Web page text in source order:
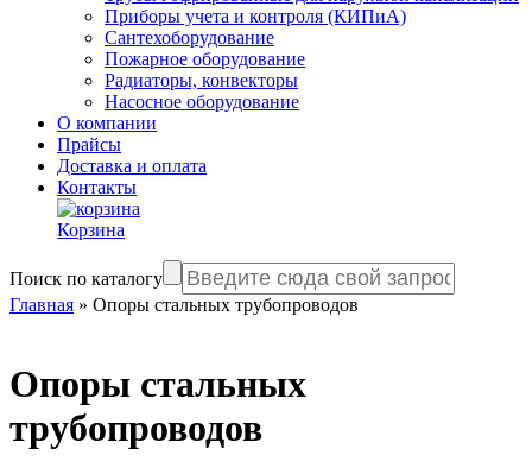
Приборы учета и контроля (КИПиА)
Сантехоборудование
Пожарное оборудование
Радиаторы, конвекторы
Насосное оборудование
О компании
Прайсы
Доставка и оплата
Контакты
Корзина
Поиск по каталогу
Главная » Опоры стальных трубопроводов
Опоры стальных
трубопроводов